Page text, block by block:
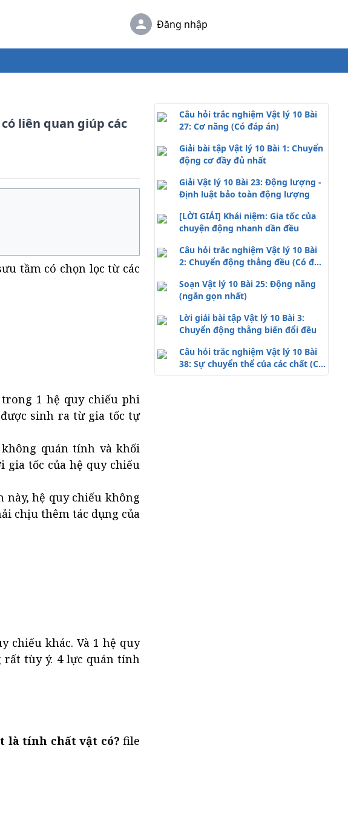
Đăng nhập
liên quan giúp các
tầm có chọn lọc từ các
1 hệ quy chiếu phi
sinh ra từ gia tốc tự
quán tính và khối
gia tốc của hệ quy chiếu
hệ quy chiếu không
chịu thêm tác dụng của
chiếu khác. Và 1 hệ quy
rất tùy ý. 4 lực quán tính
là tính chất vật có? file
Câu hỏi trắc nghiệm Vật lý 10 Bài
27: Cơ năng (Có đáp án)
Giải bài tập Vật lý 10 Bài 1: Chuyển
động cơ đầy đủ nhất
Giải Vật lý 10 Bài 23: Động lượng -
Định luật bảo toàn động lượng
[LỜI GIẢI] Khái niệm: Gia tốc của
chuyện động nhanh dần đều
Câu hỏi trắc nghiệm Vật lý 10 Bài
2: Chuyển động thẳng đều (Có đáp
Soạn Vật lý 10 Bài 25: Động năng
(ngắn gọn nhất)
Lời giải bài tập Vật lý 10 Bài 3:
Chuyển động thẳng biến đổi đều
Câu hỏi trắc nghiệm Vật lý 10 Bài
38: Sự chuyển thể của các chất (Có
đáp án)